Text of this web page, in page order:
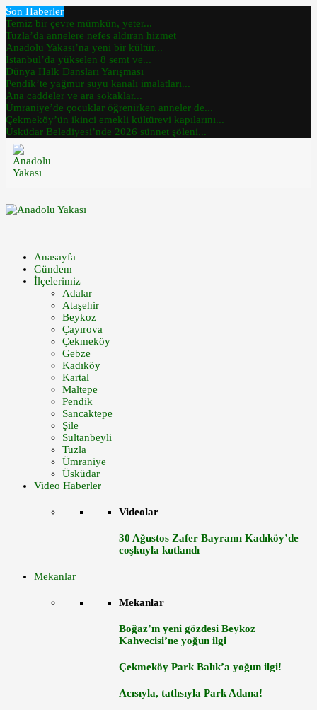
Son Haberler
Temiz bir çevre mümkün, yeter...
Tuzla’da annelere nefes aldıran hizmet
Anadolu Yakası’na yeni bir kültür...
İstanbul’da yükselen 8 semt ve...
Dünya Halk Dansları Yarışması
Pendik’te yağmur suyu kanalı imalatları...
Ana caddeler ve ara sokaklar...
Ümraniye’de çocuklar öğrenirken anneler de...
Çekmeköy’ün ikinci emekli kültürevi kapılarını...
Üsküdar Belediyesi’nde 2026 sünnet şöleni...
Anasayfa
Gündem
İlçelerimiz
Adalar
Ataşehir
Beykoz
Çayırova
Çekmeköy
Gebze
Kadıköy
Kartal
Maltepe
Pendik
Sancaktepe
Şile
Sultanbeyli
Tuzla
Ümraniye
Üsküdar
Video Haberler
Videolar
30 Ağustos Zafer Bayramı Kadıköy’de
coşkuyla kutlandı
Mekanlar
Mekanlar
Boğaz’ın yeni gözdesi Beykoz
Kahvecisi’ne yoğun ilgi
Çekmeköy Park Balık’a yoğun ilgi!
Acısıyla, tatlısıyla Park Adana!